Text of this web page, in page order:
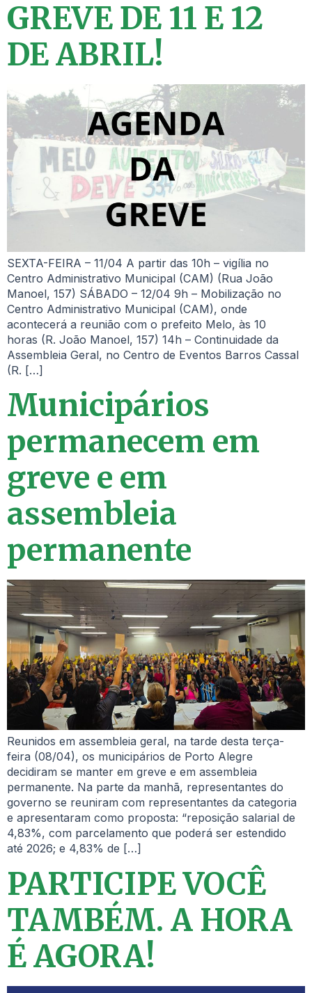
GREVE DE 11 E 12
DE ABRIL!
SEXTA-FEIRA – 11/04 A partir das 10h – vigília no
Centro Administrativo Municipal (CAM) (Rua João
Manoel, 157) SÁBADO – 12/04 9h – Mobilização no
Centro Administrativo Municipal (CAM), onde
acontecerá a reunião com o prefeito Melo, às 10
horas (R. João Manoel, 157) 14h – Continuidade da
Assembleia Geral, no Centro de Eventos Barros Cassal
(R. […]
Municipários
permanecem em
greve e em
assembleia
permanente
Reunidos em assembleia geral, na tarde desta terça-
feira (08/04), os municipários de Porto Alegre
decidiram se manter em greve e em assembleia
permanente. Na parte da manhã, representantes do
governo se reuniram com representantes da categoria
e apresentaram como proposta: “reposição salarial de
4,83%, com parcelamento que poderá ser estendido
até 2026; e 4,83% de […]
PARTICIPE VOCÊ
TAMBÉM. A HORA
É AGORA!